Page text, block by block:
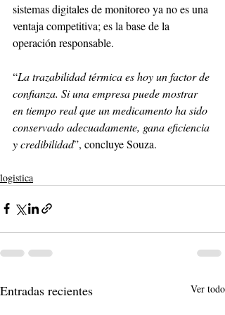
sistemas digitales de monitoreo ya no es una
ventaja competitiva; es la base de la
operación responsable.
“La trazabilidad térmica es hoy un factor de
confianza. Si una empresa puede mostrar
en tiempo real que un medicamento ha sido
conservado adecuadamente, gana eficiencia
y credibilidad”, concluye Souza.
logistica
Entradas recientes Ver todo